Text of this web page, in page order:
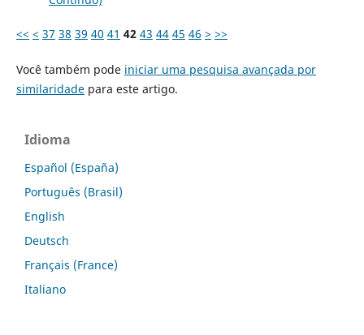
<< < 37 38 39 40 41 42 43 44 45 46 > >>
Você também pode iniciar uma pesquisa avançada por
similaridadepara este artigo.
Idioma
Español (España)
Português (Brasil)
English
Deutsch
Français (France)
Italiano